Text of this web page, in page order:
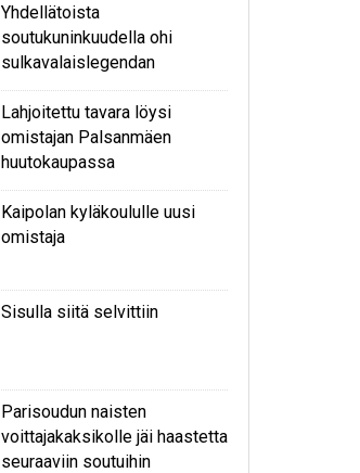
Yhdellätoista
soutukuninkuudella ohi
sulkavalaislegendan
Lahjoitettu tavara löysi
omistajan Palsanmäen
huutokaupassa
Kaipolan kyläkoululle uusi
omistaja
Sisulla siitä selvittiin
Parisoudun naisten
voittajakaksikolle jäi haastetta
seuraaviin soutuihin